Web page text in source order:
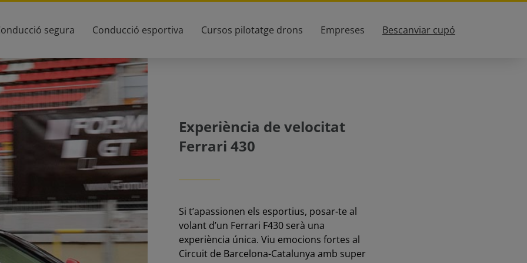
segura Conducció esportiva Cursos pilotatge drons Empreses Bescanviar cupó
Experiència de velocitat
Ferrari 430
Si t’apassionen els esportius, posar-te al
volant d’un Ferrari F430 serà una
experiència única. Viu emocions fortes al
Circuit de Barcelona-Catalunya amb super